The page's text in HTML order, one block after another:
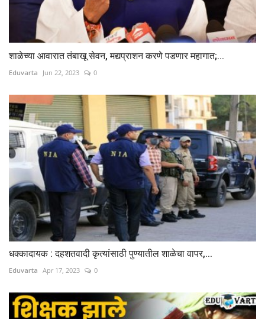
शाळेच्या आवारात तंबाखू सेवन, मद्यप्राशन करणे पडणार महागात;...
Eduvarta Jun 22, 2023 0
धक्कादायक : दहशतवादी कृत्यांसाठी पुण्यातील शाळेचा वापर,...
Eduvarta Apr 17, 2023 0